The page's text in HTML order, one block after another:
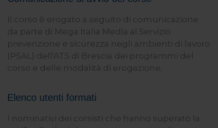
Il corso è erogato a seguito di comunicazione
da parte di Mega Italia Media al Servizio
prevenzione e sicurezza negli ambienti di lavoro
(PSAL) dell'ATS di Brescia dei programmi del
corso e delle modalità di erogazione.
Elenco utenti formati
I nominativi dei corsisti che hanno superato la